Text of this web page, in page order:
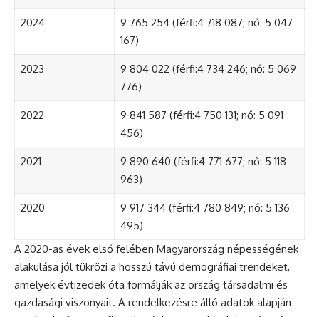
2024
9 765 254 (férfi:4 718 087; nő: 5 047
167)
2023
9 804 022 (férfi:4 734 246; nő: 5 069
776)
2022
9 841 587 (férfi:4 750 131; nő: 5 091
456)
2021
9 890 640 (férfi:4 771 677; nő: 5 118
963)
2020
9 917 344 (férfi:4 780 849; nő: 5 136
495)
A 2020-as évek első felében Magyarország népességének
alakulása jól tükrözi a hosszú távú demográfiai trendeket,
amelyek évtizedek óta formálják az ország társadalmi és
gazdasági viszonyait. A rendelkezésre álló adatok alapján